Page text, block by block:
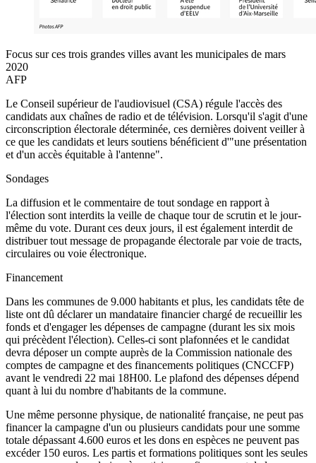
Focus sur ces trois grandes villes avant les municipales de mars
2020
AFP
Le Conseil supérieur de l'audiovisuel (CSA) régule l'accès des
candidats aux chaînes de radio et de télévision. Lorsqu'il s'agit d'une
circonscription électorale déterminée, ces dernières doivent veiller à
ce que les candidats et leurs soutiens bénéficient d'"une présentation
et d'un accès équitable à l'antenne".
Sondages
La diffusion et le commentaire de tout sondage en rapport à
l'élection sont interdits la veille de chaque tour de scrutin et le jour-
même du vote. Durant ces deux jours, il est également interdit de
distribuer tout message de propagande électorale par voie de tracts,
circulaires ou voie électronique.
Financement
Dans les communes de 9.000 habitants et plus, les candidats tête de
liste ont dû déclarer un mandataire financier chargé de recueillir les
fonds et d'engager les dépenses de campagne (durant les six mois
qui précèdent l'élection). Celles-ci sont plafonnées et le candidat
devra déposer un compte auprès de la Commission nationale des
comptes de campagne et des financements politiques (CNCCFP)
avant le vendredi 22 mai 18H00. Le plafond des dépenses dépend
quant à lui du nombre d'habitants de la commune.
Une même personne physique, de nationalité française, ne peut pas
financer la campagne d'un ou plusieurs candidats pour une somme
totale dépassant 4.600 euros et les dons en espèces ne peuvent pas
excéder 150 euros. Les partis et formations politiques sont les seules